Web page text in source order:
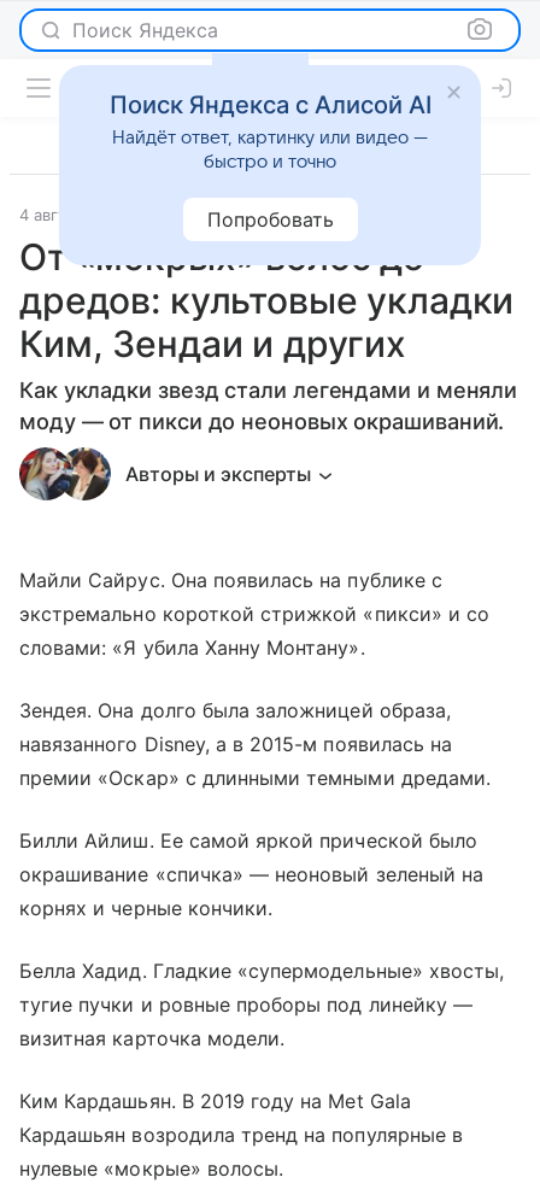
Поиск Яндекса
4 августа 2026 Леди Mail Светская жизнь
От «мокрых» волос до
дредов: культовые укладки
Ким, Зендаи и других
Как укладки звезд стали легендами и меняли
моду — от пикси до неоновых окрашиваний.
Авторы и эксперты
Майли Сайрус. Она появилась на публике с
экстремально короткой стрижкой «пикси» и со
словами: «Я убила Ханну Монтану».
Зендея. Она долго была заложницей образа,
навязанного Disney, а в 2015-м появилась на
премии «Оскар» с длинными темными дредами.
Билли Айлиш. Ее самой яркой прической было
окрашивание «спичка» — неоновый зеленый на
корнях и черные кончики.
Белла Хадид. Гладкие «супермодельные» хвосты,
тугие пучки и ровные проборы под линейку —
визитная карточка модели.
Ким Кардашьян. В 2019 году на Met Gala
Кардашьян возродила тренд на популярные в
нулевые «мокрые» волосы.
Поиск Яндекса с Алисой AI
Найдёт ответ, картинку или видео —
быстро и точно
Попробовать